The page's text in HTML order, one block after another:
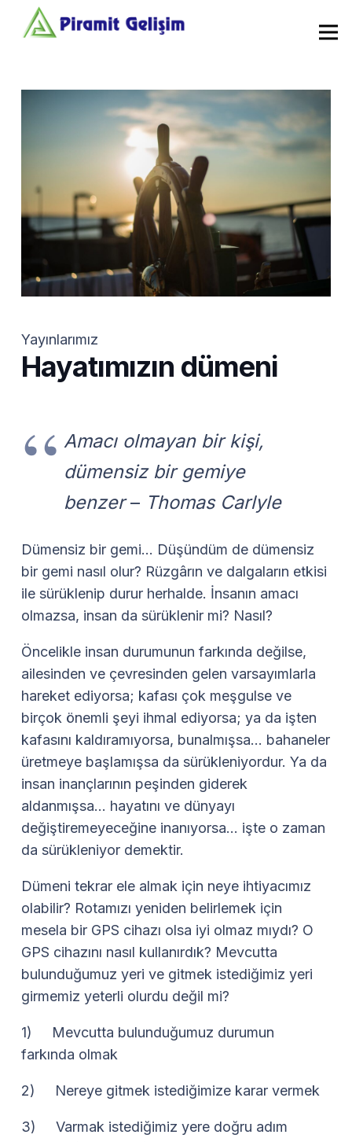
Yayınlarımız
Hayatımızın dümeni
Amacı olmayan bir kişi,
dümensiz bir gemiye
benzer– Thomas Carlyle
Dümensiz bir gemi… Düşündüm de dümensiz
bir gemi nasıl olur? Rüzgârın ve dalgaların etkisi
ile sürüklenip durur herhalde. İnsanın amacı
olmazsa, insan da sürüklenir mi? Nasıl?
Öncelikle insan durumunun farkında değilse,
ailesinden ve çevresinden gelen varsayımlarla
hareket ediyorsa; kafası çok meşgulse ve
birçok önemli şeyi ihmal ediyorsa; ya da işten
kafasını kaldıramıyorsa, bunalmışsa… bahaneler
üretmeye başlamışsa da sürükleniyordur. Ya da
insan inançlarının peşinden giderek
aldanmışsa… hayatını ve dünyayı
değiştiremeyeceğine inanıyorsa… işte o zaman
da sürükleniyor demektir.
Dümeni tekrar ele almak için neye ihtiyacımız
olabilir? Rotamızı yeniden belirlemek için
mesela bir GPS cihazı olsa iyi olmaz mıydı? O
GPS cihazını nasıl kullanırdık? Mevcutta
bulunduğumuz yeri ve gitmek istediğimiz yeri
girmemiz yeterli olurdu değil mi?
1) Mevcutta bulunduğumuz durumun
farkında olmak
2) Nereye gitmek istediğimize karar vermek
3) Varmak istediğimiz yere doğru adım